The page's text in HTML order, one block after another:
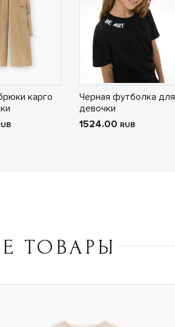
карго
Черная футболка для
девочки
1524.00 RUB
ТОВАРЫ